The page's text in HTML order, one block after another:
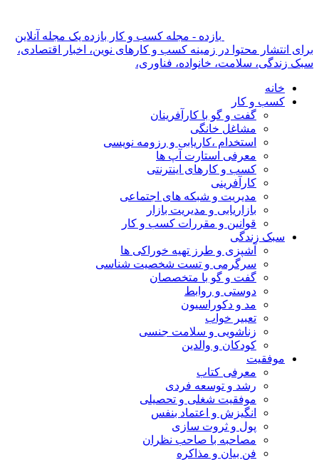
بازده - مجله کسب و کار بازده یک مجله آنلاین
برای انتشار محتوا در زمینه کسب و کارهای نوین، اخبار اقتصادی،
سبک زندگی، سلامت، خانواده، فناوری،
خانه
کسب و کار
گفت و گو با کارآفرینان
مشاغل خانگی
استخدام ،کاریابی و رزومه نویسی
معرفی استارت آپ ها
کسب و کارهای اینترنتی
کارآفرینی
مدیریت و شبکه های اجتماعی
بازاریابی و مدیریت بازار
قوانین و مقررات کسب و کار
سبک زندگی
آشپزی و طرز تهیه خوراکی ها
سرگرمی و تست شخصیت شناسی
گفت و گو با متخصصان
دوستی و روابط
مد و دکوراسیون
تعبیر خواب
زناشویی و سلامت جنسی
کودکان و والدین
موفقیت
معرفی کتاب
رشد و توسعه فردی
موفقیت شغلی و تحصیلی
انگیزش و اعتماد بنفس
پول و ثروت سازی
مصاحبه با صاحب نظران
فن بیان و مذاکره